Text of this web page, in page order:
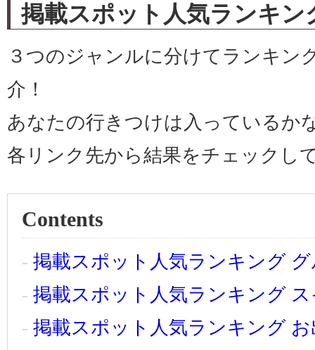
掲載スポット人気ランキン
３つのジャンルに分けてランキン
介！
あなたの行きつけは入っているか
各リンク先から結果をチェックし
Contents
掲載スポット人気ランキング
掲載スポット人気ランキング
掲載スポット人気ランキング